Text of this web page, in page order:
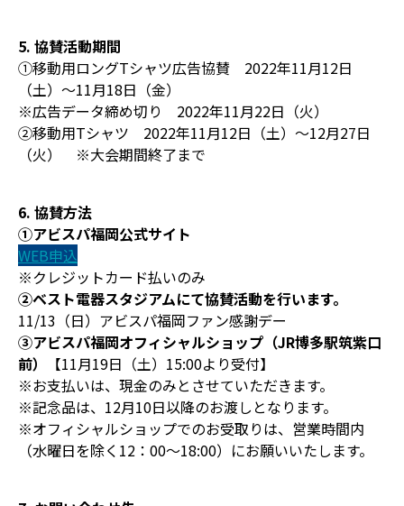
5. 協賛活動期間
①移動用ロングTシャツ広告協賛 2022年11月12日
（土）〜11月18日（金）
※広告データ締め切り 2022年11月22日（火）
②移動用Tシャツ 2022年11月12日（土）〜12月27日
（火） ※大会期間終了まで
6. 協賛方法
①アビスパ福岡公式サイト
WEB申込
※クレジットカード払いのみ
②ベスト電器スタジアムにて協賛活動を行います。
11/13（日）アビスパ福岡ファン感謝デー
③アビスパ福岡オフィシャルショップ（JR博多駅筑紫口
前）
【11月19日（土）15:00より受付】
※お支払いは、現金のみとさせていただきます。
※記念品は、12月10日以降のお渡しとなります。
※オフィシャルショップでのお受取りは、営業時間内
（水曜日を除く12：00～18:00）にお願いいたします。